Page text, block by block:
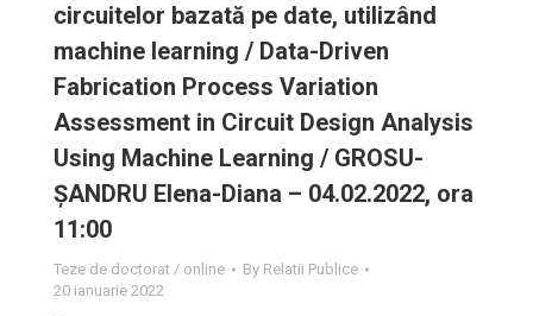
circuitelor bazată pe date, utilizând
machine learning / Data-Driven
Fabrication Process Variation
Assessment in Circuit Design Analysis
Using Machine Learning / GROSU-
ȘANDRU Elena-Diana – 04.02.2022, ora
11:00
Teze de doctorat / online By Relatii Publice
20 ianuarie 2022